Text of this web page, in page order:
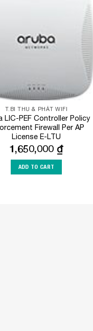
T.BI THU & PHÁT WIFI
LIC-PEF Controller Policy
Firewall Per AP
License E-LTU
1,650,000 ₫
ADD TO CART